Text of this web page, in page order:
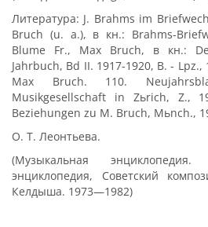
Литература: J. Brahms im
Bruch (u. а.), в кн.: Brahms-
Blume Fr., Max Bruch, в кн.:
Jahrbuch, Bd II. 1917-1920, В. - Lpz.,
Max Bruch. 110.
Musikgesellschaft in Zьrich, Z.,
Beziehungen zu M. Bruch, Mьnch.,
О. Т. Леонтьева.
(Музыкальная
энциклопедия, Советский
Келдыша. 1973—1982)